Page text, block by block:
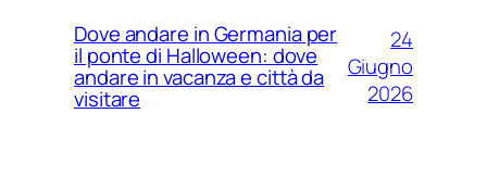
Dove andare in Germania per
il ponte di Halloween: dove
andare in vacanza e città da
visitare
24
Giugno
2026